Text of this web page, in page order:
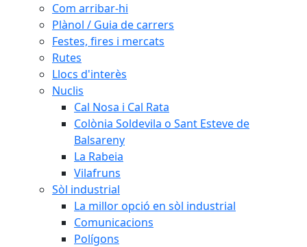
Com arribar-hi
Plànol / Guia de carrers
Festes, fires i mercats
Rutes
Llocs d'interès
Nuclis
Cal Nosa i Cal Rata
Colònia Soldevila o Sant Esteve de
Balsareny
La Rabeia
Vilafruns
Sòl industrial
La millor opció en sòl industrial
Comunicacions
Polígons